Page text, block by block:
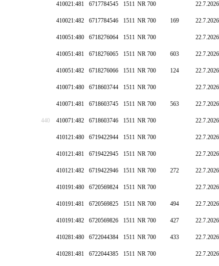
410021:481 6717784545 1511 NR 700 22.7.2026
410021:482 6717784546 1511 NR 700 169 22.7.2026
410051:480 6718276064 1511 NR 700 22.7.2026
410051:481 6718276065 1511 NR 700 603 22.7.2026
410051:482 6718276066 1511 NR 700 124 22.7.2026
410071:480 6718603744 1511 NR 700 22.7.2026
410071:481 6718603745 1511 NR 700 563 22.7.2026
440 410071:482 6718603746 1511 NR 700 22.7.2026
410121:480 6719422944 1511 NR 700 22.7.2026
410121:481 6719422945 1511 NR 700 22.7.2026
410121:482 6719422946 1511 NR 700 272 22.7.2026
410191:480 6720569824 1511 NR 700 22.7.2026
410191:481 6720569825 1511 NR 700 494 22.7.2026
410191:482 6720569826 1511 NR 700 427 22.7.2026
410281:480 6722044384 1511 NR 700 433 22.7.2026
410281:481 6722044385 1511 NR 700 22.7.2026